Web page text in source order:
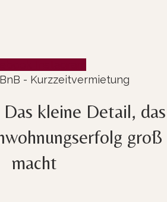
kleine Detail, das
groß
macht